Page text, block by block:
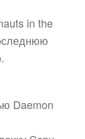
in the
Daemon